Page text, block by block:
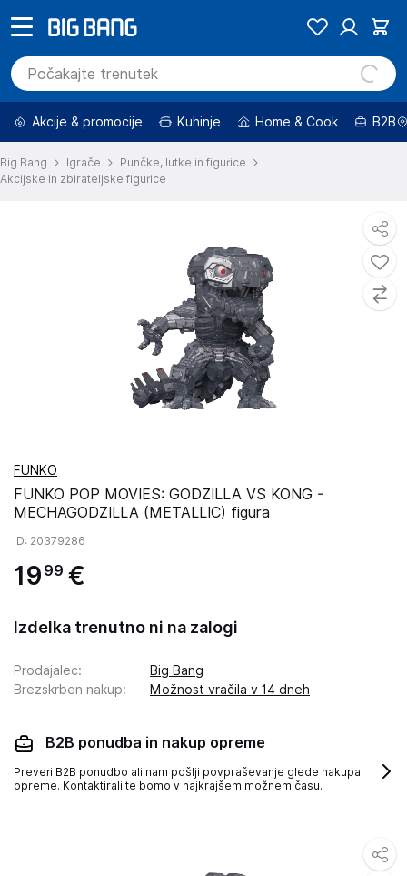
Akcije & promocije Kuhinje Home & Cook B2B
Big Bang Igrače
Punčke, lutke in figurice
Akcijske in zbirateljske figurice
FUNKO
FUNKO POP MOVIES: GODZILLA VS KONG -
MECHAGODZILLA (METALLIC) figura
ID: 20379286
19 99 €
Izdelka trenutno ni na zalogi
Prodajalec:
Big Bang
Brezskrben nakup: Možnost vračila v 14 dneh
B2B ponudba in nakup opreme
Preveri B2B ponudbo ali nam pošlji povpraševanje glede nakupa
opreme. Kontaktirali te bomo v najkrajšem možnem času.